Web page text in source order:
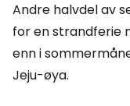
Andre halvdel av
for en strandferie
enn i
Jeju-øya.